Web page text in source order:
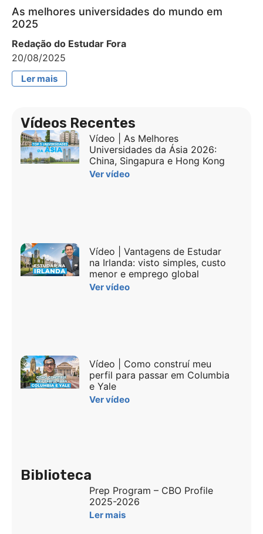
As melhores universidades do mundo em
2025
Redação do Estudar Fora
20/08/2025
Ler mais
Vídeos Recentes
Vídeo | As Melhores
Universidades da Ásia 2026:
China, Singapura e Hong Kong
Ver vídeo
Vídeo | Vantagens de Estudar
na Irlanda: visto simples, custo
menor e emprego global
Ver vídeo
Vídeo | Como construí meu
perfil para passar em Columbia
e Yale
Ver vídeo
Biblioteca
Prep Program – CBO Profile
2025-2026
Ler mais